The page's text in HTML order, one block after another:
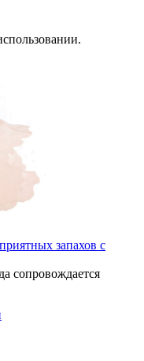
запахов с
сопровождается